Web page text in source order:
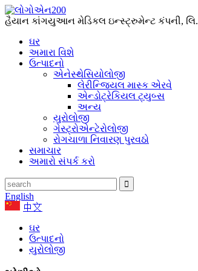
હૈયાન કાંગયુઆન મેડિકલ ઇન્સ્ટ્રુમેન્ટ કંપની, લિ.
ઘર
અમારા વિશે
ઉત્પાદનો
એનેસ્થેસિયોલોજી
લેરીન્જિયલ માસ્ક એરવે
એન્ડોટ્રેકિયલ ટ્યુબ્સ
અન્ય
યુરોલોજી
ગેસ્ટ્રોએન્ટેરોલોજી
રોગચાળા નિવારણ પુરવઠો
સમાચાર
અમારો સંપર્ક કરો
English
中文
ઘર
ઉત્પાદનો
યુરોલોજી